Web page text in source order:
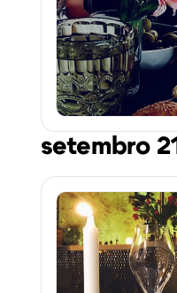
setembro 21